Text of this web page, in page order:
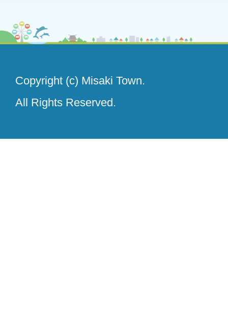
Copyright (c) Misaki Town.
All Rights Reserved.